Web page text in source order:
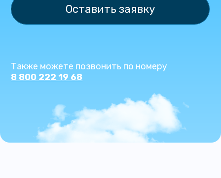
Также можете позвонить по номеру
8 800 222 19 68
Оставить заявку